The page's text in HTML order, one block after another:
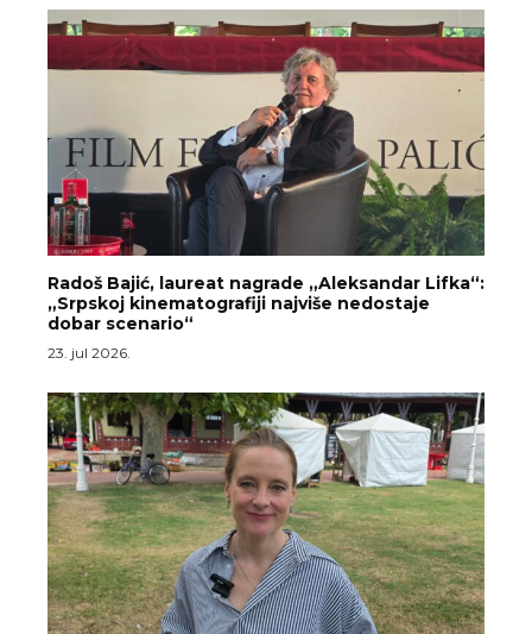
Radoš Bajić, laureat nagrade „Aleksandar Lifka“:
„Srpskoj kinematografiji najviše nedostaje
dobar scenario“
23. jul 2026.